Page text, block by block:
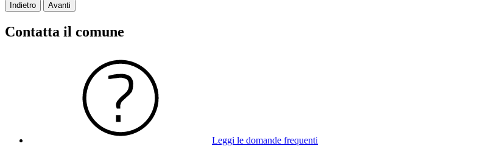
Indietro Avanti
Contatta il comune
Leggi le domande frequenti